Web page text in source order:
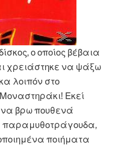
ο οποίος βέβαια
χρειάστηκε να ψάξω
λοιπόν στο
Εκεί
να βρω πουθενά
παραμυθοτράγουδα,
ποιήματα